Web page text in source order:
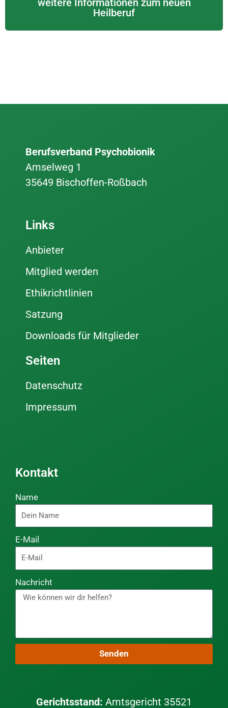
Heilberuf
Berufsverband Psychobionik
Amselweg 1
35649 Bischoffen-Roßbach
Links
Anbieter
Mitglied werden
Ethikrichtlinien
Satzung
Downloads für Mitglieder
Seiten
Datenschutz
Impressum
Kontakt
Name
E-Mail
Nachricht
Senden
Gerichtsstand: Amtsgericht 35521